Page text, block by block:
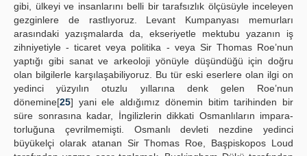
gibi, ülkeyi ve insanlarını belli bir tarafsızlık ölçüsüyle inceleyen
gezginlere de rastlıyoruz. Levant Kumpanyası memurları
arasındaki yazışmalarda da, ekseriyetle mektubu yazanın iş
zihniyetiyle - ticaret veya politika - veya Sir Thomas Roe’nun
yaptığı gibi sanat ve arkeoloji yönüyle düşündüğü için doğru
olan bilgilerle karşılaşabiliyoruz. Bu tür eski eserlere olan ilgi on
yedinci yüzyılın otuzlu yıllarına denk gelen Roe’nun
dönemine[25] yani ele aldığımız dönemin bitim tarihinden bir
süre sonrasına kadar, İngilizlerin dikkati Osmanlıların impara-
torluğuna çevrilmemişti. Osmanlı devleti nezdine yedinci
büyükelçi olarak atanan Sir Thomas Roe, Başpiskopos Loud